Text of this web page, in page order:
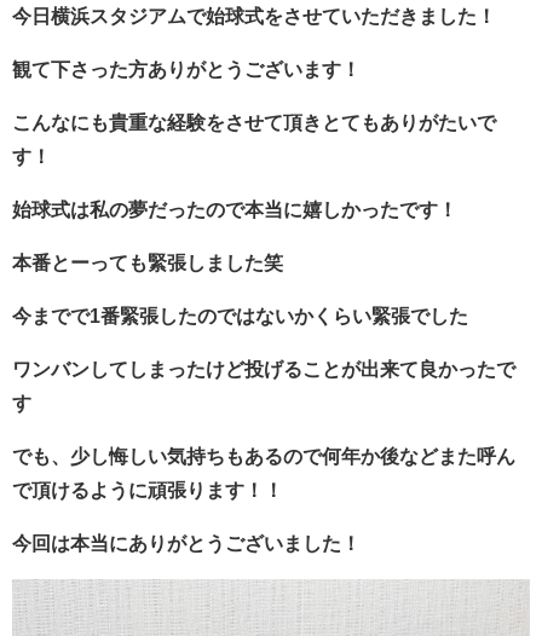
今日横浜スタジアムで始球式をさせていただきました！
観て下さった方ありがとうございます！
こんなにも貴重な経験をさせて頂きとてもありがたいで
す！
始球式は私の夢だったので本当に嬉しかったです！
本番とーっても緊張しました笑
今までで1 番緊張したのではないかくらい緊張でした
ワンバンしてしまったけど投げることが出来て良かったで
す
でも、少し悔しい気持ちもあるので何年か後などまた呼ん
で頂けるように頑張ります！！
今回は本当にありがとうございました！